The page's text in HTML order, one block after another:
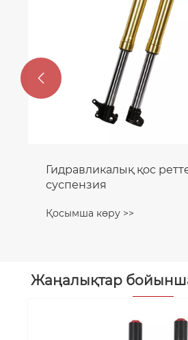
Гидравликалық қос
суспензия
Қосымша көру >>

Жаңалықтар